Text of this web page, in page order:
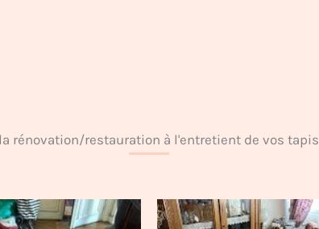
rénovation/restauration à l'entretient de vos tapis